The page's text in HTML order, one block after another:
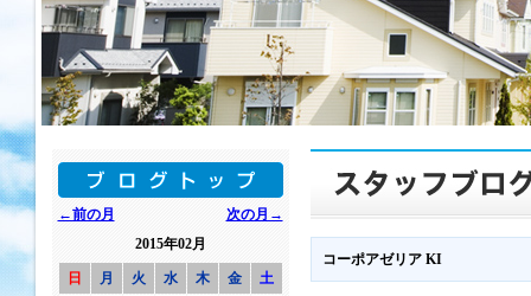
←前の月
次の月→
2015年02月
日 月 火 水 木 金
土
コーポアゼリア KI